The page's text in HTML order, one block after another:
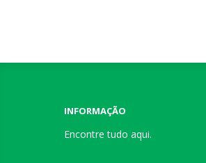
INFORMAÇÃO
Encontre tudo aqui.